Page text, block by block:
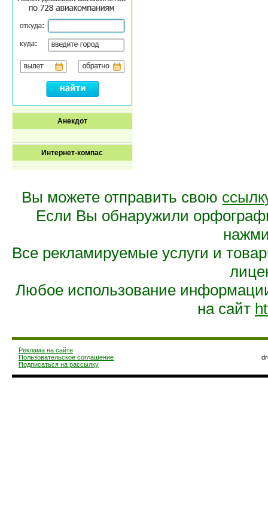
Анекдот
Интернет-компас
Вы можете отправить свою
Если Вы обнаружили
Все рекламируемые услуги и
Любое использование
на сайт
Реклама на сайте
Пользовательское соглашение
Подписаться на рассылку